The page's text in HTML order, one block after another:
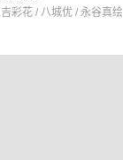
彩花 / 八城优 / 永谷真绘